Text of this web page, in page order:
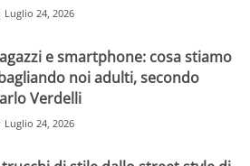
Luglio 24, 2026
e smartphone: cosa stiamo
noi adulti, secondo
Verdelli
Luglio 24, 2026